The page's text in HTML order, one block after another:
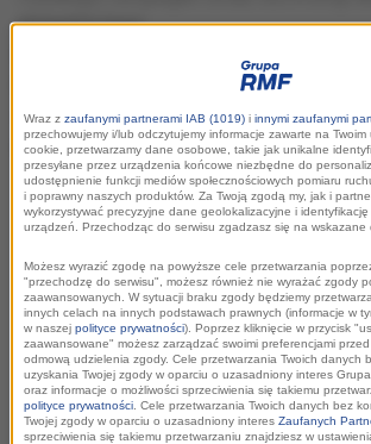
dziedzictwa.
Pierwsze seminarium
tematyce odbyło się 9 listopada
siedzibie Urzędu
Krakowie.
Wraz z zaufanymi partnerami IAB (1019) i innymi zaufanymi
przechowujemy i/lub odczytujemy informacje zawarte na
cookie, przetwarzamy dane osobowe, takie jak unikalne
przesyłane przez urządzenia końcowe niezbędne do
udostępnienie funkcji mediów społecznościowych pomiaru
i poprawny naszych produktów. Za Twoją zgodą my, jak i
wykorzystywać precyzyjne dane geolokalizacyjne i
urządzeń. Przechodząc do serwisu zgadzasz się na wskazane
Możesz wyrazić zgodę na powyższe cele przetwarzania
"przechodzę do serwisu", możesz również nie wyrażać zgody
zaawansowanych. W sytuacji braku zgody będziemy
innych celach na innych podstawach prawnych (informacje w
w naszej polityce prywatności). Poprzez kliknięcie w przycisk
zaawansowane" możesz zarządzać swoimi preferencjami
odmową udzielenia zgody. Cele przetwarzania Twoich danych
uzyskania Twojej zgody w oparciu o uzasadniony interes
oraz informacje o możliwości sprzeciwienia się takiemu
polityce prywatności . Cele przetwarzania Twoich danych bez
Twojej zgody w oparciu o uzasadniony interes Zaufanych
sprzeciwienia się takiemu przetwarzaniu znajdziesz w